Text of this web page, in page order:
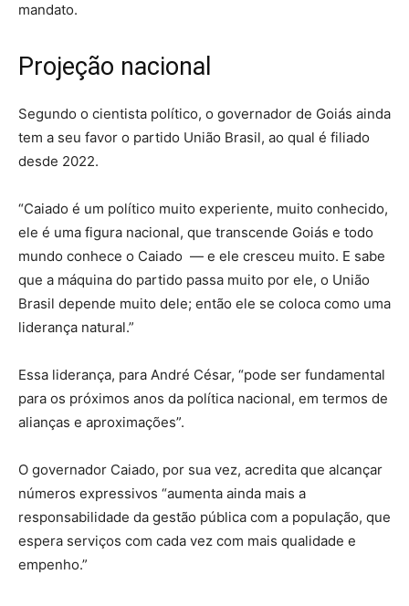
mandato.
Projeção nacional
Segundo o cientista político, o governador de Goiás ainda
tem a seu favor o partido União Brasil, ao qual é filiado
desde 2022.
“Caiado é um político muito experiente, muito conhecido,
ele é uma figura nacional, que transcende Goiás e todo
mundo conhece o Caiado — e ele cresceu muito. E sabe
que a máquina do partido passa muito por ele, o União
Brasil depende muito dele; então ele se coloca como uma
liderança natural.”
Essa liderança, para André César, “pode ser fundamental
para os próximos anos da política nacional, em termos de
alianças e aproximações”.
O governador Caiado, por sua vez, acredita que alcançar
números expressivos “aumenta ainda mais a
responsabilidade da gestão pública com a população, que
espera serviços com cada vez com mais qualidade e
empenho.”